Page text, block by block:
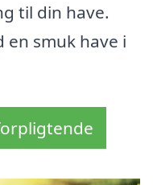
til din have.
smuk have i